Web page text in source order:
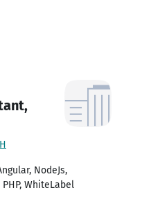
NodeJs,
WhiteLabel